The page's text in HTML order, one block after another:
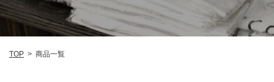
TOP > 商品一覧